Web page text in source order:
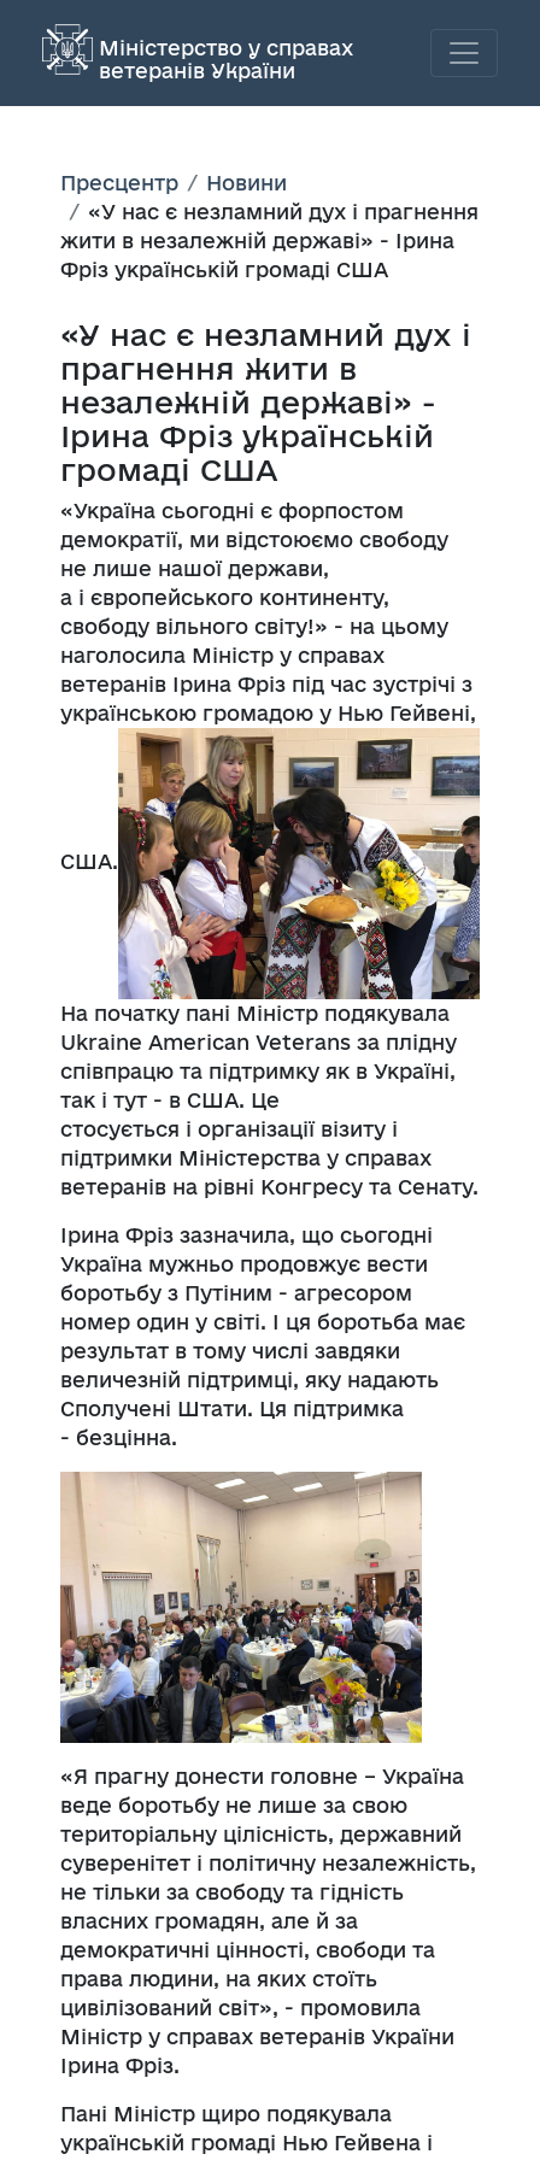
Міністерство у справах
ветеранів України
Пресцентр
Новини
«У нас є незламний дух і прагнення
жити в незалежній державі» - Ірина
Фріз українській громаді США
«У нас є незламний дух і
прагнення жити в
незалежній державі» -
Ірина Фріз українській
громаді США
«Україна сьогодні є форпостом
демократії, ми відстоюємо свободу
не лише нашої держави,
а і європейського континенту,
свободу вільного світу!» - на цьому
наголосила Міністр у справах
ветеранів Ірина Фріз під час зустрічі з
українською громадою у Нью Гейвені,
США.
На початку пані Міністр подякувала
Ukraine American Veterans за плідну
співпрацю та підтримку як в Україні,
так і тут - в США. Це
стосується і організації візиту і
підтримки Міністерства у справах
ветеранів на рівні Конгресу та Сенату.
Ірина Фріз зазначила, що сьогодні
Україна мужньо продовжує вести
боротьбу з Путіним - агресором
номер один у світі. І ця боротьба має
результат в тому числі завдяки
величезній підтримці, яку надають
Сполучені Штати. Ця підтримка
- безцінна.
«Я прагну донести головне – Україна
веде боротьбу не лише за свою
територіальну цілісність, державний
суверенітет і політичну незалежність,
не тільки за свободу та гідність
власних громадян, але й за
демократичні цінності, свободи та
права людини, на яких стоїть
цивілізований світ», - промовила
Міністр у справах ветеранів України
Ірина Фріз.
Пані Міністр щиро подякувала
українській громаді Нью Гейвена і